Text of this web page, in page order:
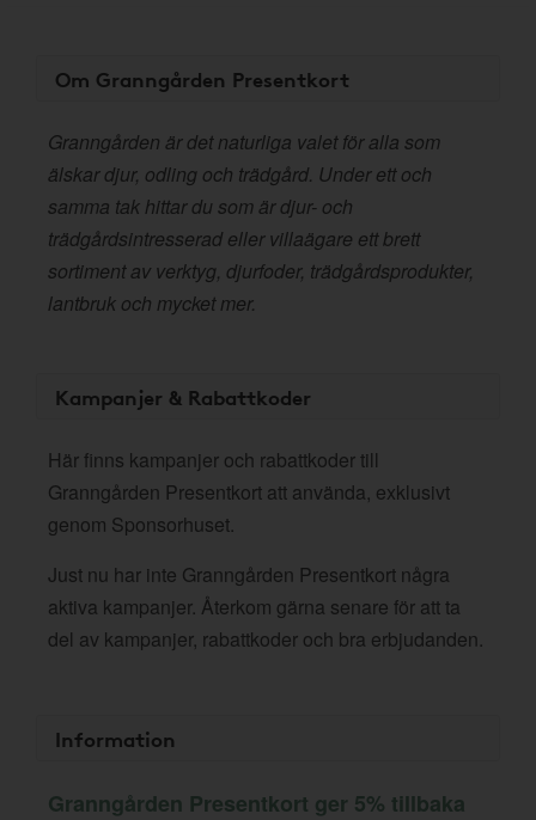
Om Granngården Presentkort
Granngården är det naturliga valet för alla som
älskar djur, odling och trädgård. Under ett och
samma tak hittar du som är djur- och
trädgårdsintresserad eller villaägare ett brett
sortiment av verktyg, djurfoder, trädgårdsprodukter,
lantbruk och mycket mer.
Kampanjer & Rabattkoder
Här finns kampanjer och rabattkoder till
Granngården Presentkort att använda, exklusivt
genom Sponsorhuset.
Just nu har inte Granngården Presentkort några
aktiva kampanjer. Återkom gärna senare för att ta
del av kampanjer, rabattkoder och bra erbjudanden.
Information
Granngården Presentkort ger 5% tillbaka